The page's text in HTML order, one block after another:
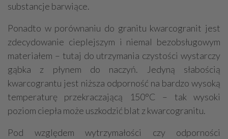
substancje barwiące.
Ponadto w porównaniu do granitu kwarcogranit jest
zdecydowanie cieplejszym i niemal bezobsługowym
materiałem – tutaj do utrzymania czystości wystarczy
gąbka z płynem do naczyń. Jedyną słabością
kwarcograntu jest niższa odporność na bardzo wysoką
temperaturę przekraczającą 150°C – tak wysoki
poziom ciepła może uszkodzić blat z kwarcogranitu.
Pod względem wytrzymałości czy odporności